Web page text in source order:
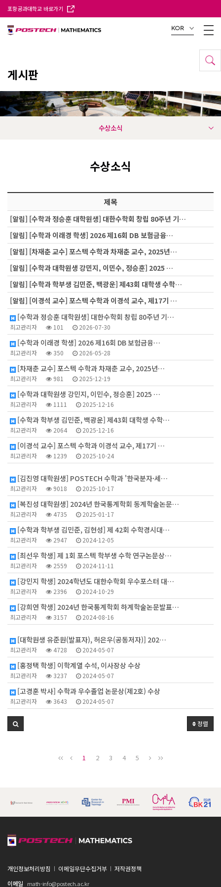
포항공과대학교 바로가기
KOR
게시판
수상소식
수상소식
제목
[알림] [수학과 정승훈 대학원생] 대한수학회 창립 80주년 기…
[알림] [수학과 이래경 학생] 2026 제16회 DB 보험금융…
[알림] [차재춘 교수] 포스텍 수학과 차재춘 교수, 2025년…
[알림] [수학과 대학원생 강민지, 이민수, 정승훈] 2025 …
[알림] [수학과 학부생 김민준, 백광운] 제43회 대학생 수학…
[알림] [이경석 교수] 포스텍 수학과 이경석 교수, 제17기 …
[수학과 정승훈 대학원생] 대한수학회 창립 80주년 기…
최고관리자 101 2026-07-30
[수학과 이래경 학생] 2026 제16회 DB 보험금융…
최고관리자 350 2026-05-28
[차재춘 교수] 포스텍 수학과 차재춘 교수, 2025년…
최고관리자 981 2025-12-19
[수학과 대학원생 강민지, 이민수, 정승훈] 2025 …
최고관리자 1111 2025-12-16
[수학과 학부생 김민준, 백광운] 제43회 대학생 수학…
최고관리자 2064 2025-12-16
[이경석 교수] 포스텍 수학과 이경석 교수, 제17기 …
최고관리자 1239
2025-10-24
[김진영 대학원생] POSTECH 수학과 '한국분자·세…
최고관리자 9018 2025-10-17
[복진성 대학원생] 2024년 한국통계학회 동계학술논문…
최고관리자 4735 2025-01-17
[수학과 학부생 김민준, 김현성] 제 42회 수학경시대…
최고관리자 2947 2024-12-05
[최선우 학생] 제 1회 포스텍 학부생 수학 연구논문상…
최고관리자 2559 2024-11-11
[강민지 학생] 2024학년도 대한수학회 우수포스터 대…
최고관리자 2396 2024-10-29
[강희연 학생] 2024년 한국통계학회 하계학술논문발표…
최고관리자 3157
2024-08-16
[대학원생 유준원(발표자), 허은우(공동저자)] 202…
최고관리자 4728 2024-05-07
[홍정택 학생] 이학계열 수석, 이사장상 수상
최고관리자 3237 2024-05-07
[고경훈 박사] 수학과 우수졸업 논문상(제2호) 수상
최고관리자 3643 2024-05-07
정렬
1 2 3 4 5
개인정보처리방침 이메일무단수집거부
저작권정책
이메일
math-info@postech.ac.kr